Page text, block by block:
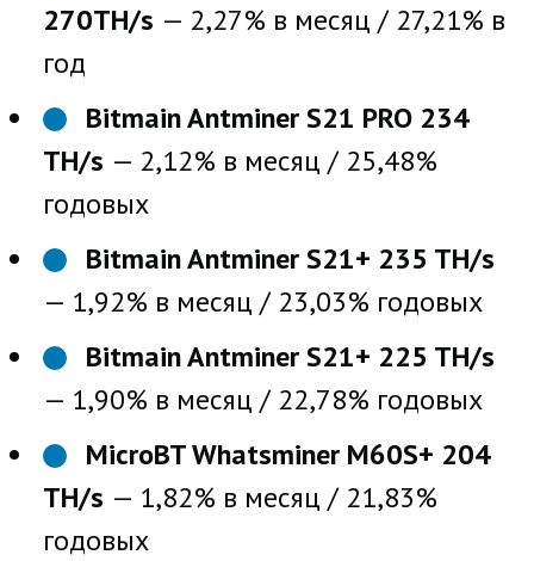
270TH/s — 2,27% в месяц / 27,21% в
год
Bitmain Antminer S21 PRO 234
TH/s — 2,12% в месяц / 25,48%
годовых
Bitmain Antminer S21+ 235 TH/s
— 1,92% в месяц / 23,03% годовых
Bitmain Antminer S21+ 225 TH/s
— 1,90% в месяц / 22,78% годовых
MicroBT Whatsminer M60S+ 204
TH/s — 1,82% в месяц / 21,83%
годовых